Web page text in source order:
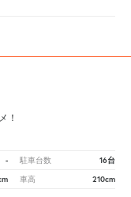
！
- 駐車台数 16台
車高 210cm